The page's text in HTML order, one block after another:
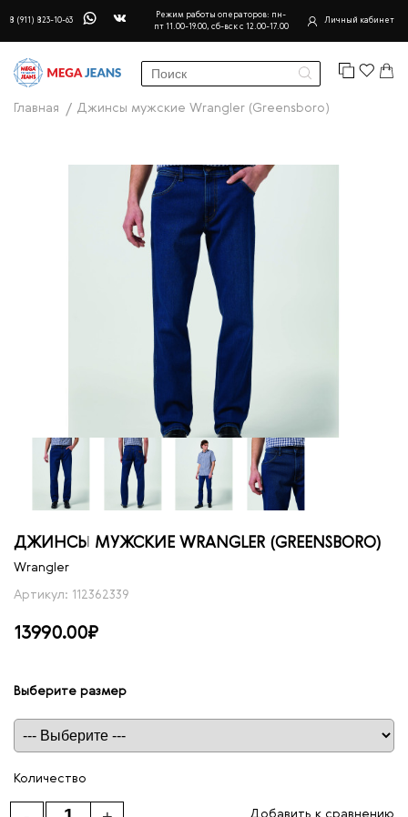
8 (911) 823-10-63
Режим работы операторов: пн-
пт 11.00-19.00, сб-вск с 12.00-17.00
Личный кабинет
Главная Джинсы мужские Wrangler (Greensboro)
ДЖИНСЫ МУЖСКИЕ WRANGLER (GREENSBORO)
Wrangler
Артикул: 112362339
13990.00₽
Выберите размер
Таблица размеров
Количество
Добавить к сравнению